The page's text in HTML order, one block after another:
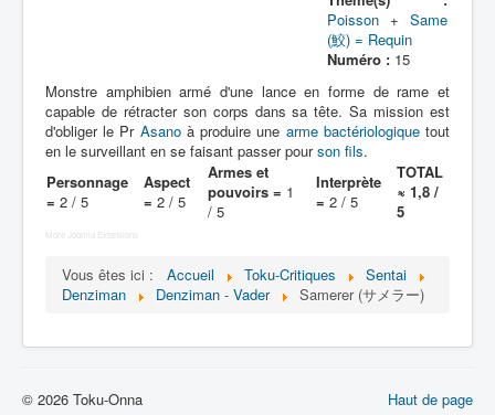
Personnages
Mechas
Objets
Chronologie
Poisson+ Same
(鮫) = Requin
Numéro :15
Monstre amphibien armé d'une lance en forme de rame et
capable de rétracter son corps dans sa tête. Sa mission est
d'obliger le Pr Asanoà produire une arme bactériologiquetout
en le surveillant en se faisant passer pourson fils.
Personnage
= 2 / 5
Aspect
= 2 / 5
Armes et
pouvoirs = 1
/ 5
Interprète
= 2 / 5
TOTAL
≈ 1,8 /
5
More Joomla Extensions
Vous êtes ici : Accueil Toku-Critiques
Sentai
Denziman
Denziman - Vader Samerer (サメラー)
Haut de page
© 2026 Toku-Onna